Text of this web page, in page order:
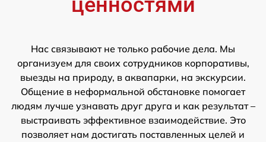
Нас связывают не только рабочие дела. Мы
организуем для своих сотрудников корпоративы,
выезды на природу, в аквапарки, на экскурсии.
Общение в неформальной обстановке помогает
людям лучше узнавать друг друга и как результат –
выстраивать эффективное взаимодействие. Это
позволяет нам достигать поставленных целей и